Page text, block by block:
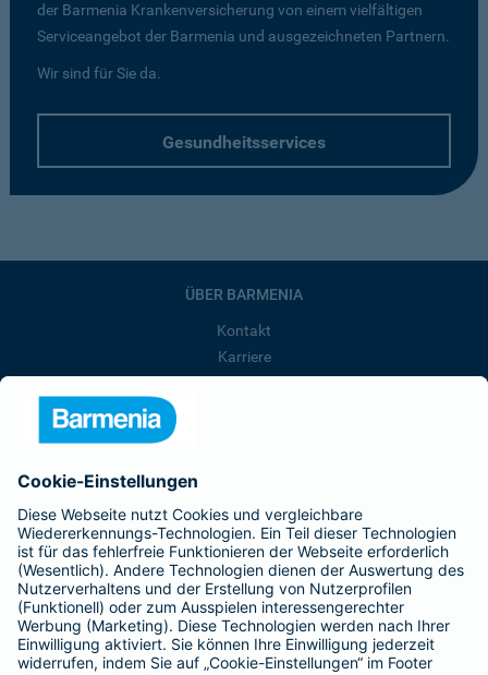
der Barmenia Krankenversicherung von einem vielfältigen
Serviceangebot der Barmenia und ausgezeichneten Partnern.
Wir sind für Sie da.
Gesundheitsservices
ÜBER BARMENIA
Kontakt
Karriere
Barmenia ist Teil der BarmeniaGothaer
BELIEBTE SEITEN
Kranken-Zusatzversicherung
Tierversicherungen
Haftpflichtversicherung
Hausratversicherung